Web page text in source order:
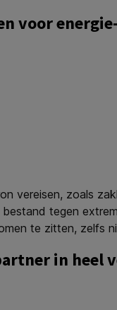
voor
vereisen, zoals
tegen
te zitten, zelfs
in heel